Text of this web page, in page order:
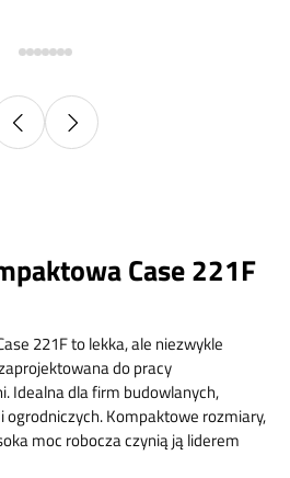
Case 221F
221F to lekka, ale niezwykle
do pracy
Idealna dla firm budowlanych,
Kompaktowe rozmiary,
moc robocza czynią ją liderem